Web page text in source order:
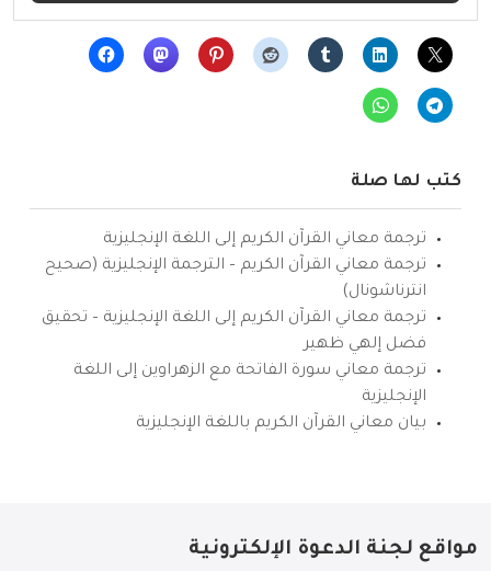
كتب لها صلة
ترجمة معاني القرآن الكريم إلى اللغة الإنجليزية
ترجمة معاني القرآن الكريم – الترجمة الإنجليزية (صحيح
انترناشونال)
ترجمة معاني القرآن الكريم إلى اللغة الإنجليزية – تحقيق
فضل إلهي ظهير
ترجمة معاني سورة الفاتحة مع الزهراوين إلى اللغة
الإنجليزية
بيان معاني القرآن الكريم باللغة الإنجليزية
مواقع لجنة الدعوة الإلكترونية